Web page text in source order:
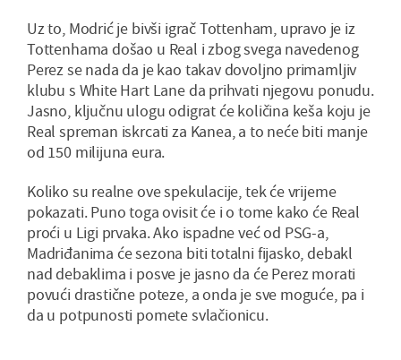
Uz to, Modrić je bivši igrač Tottenham, upravo je iz
Tottenhama došao u Real i zbog svega navedenog
Perez se nada da je kao takav dovoljno primamljiv
klubu s White Hart Lane da prihvati njegovu ponudu.
Jasno, ključnu ulogu odigrat će količina keša koju je
Real spreman iskrcati za Kanea, a to neće biti manje
od 150 milijuna eura.
Koliko su realne ove spekulacije, tek će vrijeme
pokazati. Puno toga ovisit će i o tome kako će Real
proći u Ligi prvaka. Ako ispadne već od PSG-a,
Madriđanima će sezona biti totalni fijasko, debakl
nad debaklima i posve je jasno da će Perez morati
povući drastične poteze, a onda je sve moguće, pa i
da u potpunosti pomete svlačionicu.